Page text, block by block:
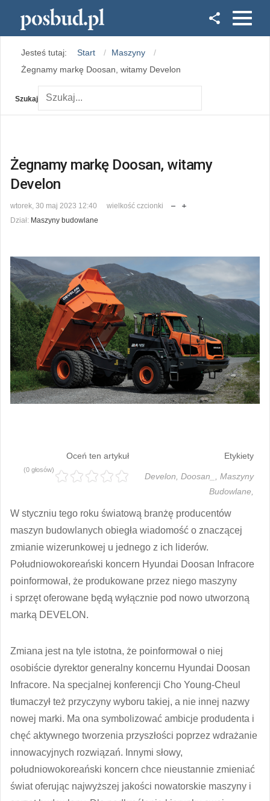
Instagram
Jesteś tutaj: Start
Maszyny
Żegnamy markę Doosan, witamy Develon
Szukaj
Żegnamy markę Doosan, witamy
Develon
wtorek, 30 maj 2023 12:40
wielkość czcionki
Dział: Maszyny budowlane
Oceń ten artykuł
(0 głosów)
Etykiety
Develon, Doosan_, Maszyny
Budowlane,
W styczniu tego roku światową branżę producentów
maszyn budowlanych obiegła wiadomość o znaczącej
zmianie wizerunkowej u jednego z ich liderów.
Południowokoreański koncern Hyundai Doosan Infracore
poinformował, że produkowane przez niego maszyny
i sprzęt oferowane będą wyłącznie pod nowo utworzoną
marką DEVELON.
Zmiana jest na tyle istotna, że poinformował o niej
osobiście dyrektor generalny koncernu Hyundai Doosan
Infracore. Na specjalnej konferencji Cho Young-Cheul
tłumaczył też przyczyny wyboru takiej, a nie innej nazwy
nowej marki. Ma ona symbolizować ambicje produdenta i
chęć aktywnego tworzenia przyszłości poprzez wdrażanie
innowacyjnych rozwiązań. Innymi słowy,
południowokoreański koncern chce nieustannie zmieniać
świat oferując najwyższej jakości nowatorskie maszyny i